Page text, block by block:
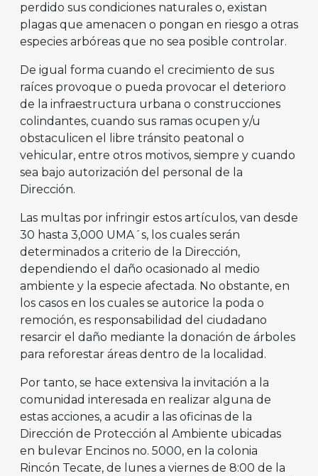
perdido sus condiciones naturales o, existan
plagas que amenacen o pongan en riesgo a otras
especies arbóreas que no sea posible controlar.
De igual forma cuando el crecimiento de sus
raíces provoque o pueda provocar el deterioro
de la infraestructura urbana o construcciones
colindantes, cuando sus ramas ocupen y/u
obstaculicen el libre tránsito peatonal o
vehicular, entre otros motivos, siempre y cuando
sea bajo autorización del personal de la
Dirección.
Las multas por infringir estos artículos, van desde
30 hasta 3,000 UMA´s, los cuales serán
determinados a criterio de la Dirección,
dependiendo el daño ocasionado al medio
ambiente y la especie afectada. No obstante, en
los casos en los cuales se autorice la poda o
remoción, es responsabilidad del ciudadano
resarcir el daño mediante la donación de árboles
para reforestar áreas dentro de la localidad.
Por tanto, se hace extensiva la invitación a la
comunidad interesada en realizar alguna de
estas acciones, a acudir a las oficinas de la
Dirección de Protección al Ambiente ubicadas
en bulevar Encinos no. 5000, en la colonia
Rincón Tecate, de lunes a viernes de 8:00 de la